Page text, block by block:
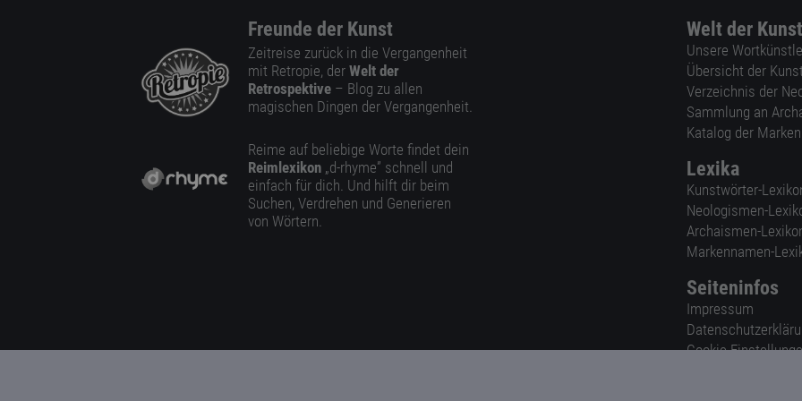
Freunde der Kunst
Zeitreise zurück in die Vergangenheit
mit Retropie, der Welt der
Retrospektive – Blog zu allen
magischen Dingen der Vergangenheit.
Reime auf beliebige Worte findet dein
Reimlexikon „d-rhyme” schnell und
einfach für dich. Und hilft dir beim
Suchen, Verdrehen und Generieren
von Wörtern.
Welt der
Unsere
Übersicht der
Verzeichnis der
Sammlung an
Katalog der
Lexika
Kunstwörter-
Neologismen-
Archaismen-
Markennamen-
Seiteninfos
Impressum
Cookie-